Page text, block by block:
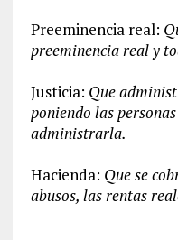
Preeminencia real:
preeminencia real y
Justicia: Que
poniendo las
administrarla.
Hacienda: Que se
abusos, las rentas